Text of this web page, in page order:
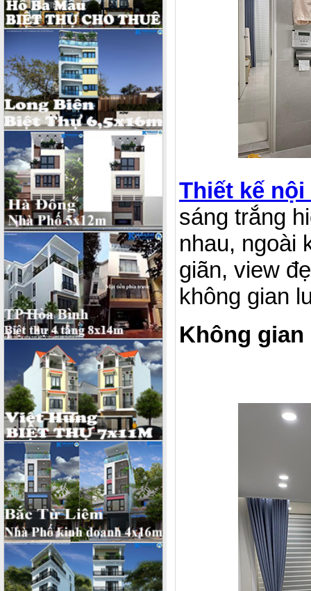
Thiết kế nội
sáng trắng
nhau, ngoài
giãn, view
không gian
Không